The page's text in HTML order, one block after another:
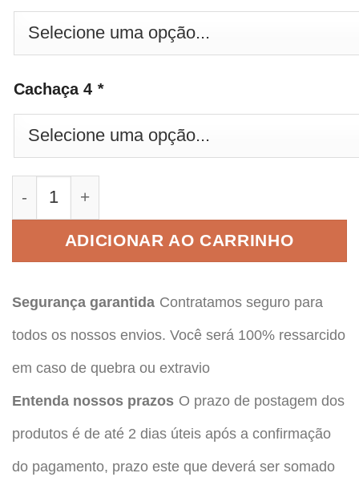
Cachaça 4 *
Combo 4 Cachaças Salinas Ouro quantidade
ADICIONAR AO CARRINHO
Segurança garantida Contratamos seguro para
todos os nossos envios. Você será 100% ressarcido
em caso de quebra ou extravio
Entenda nossos prazos O prazo de postagem dos
produtos é de até 2 dias úteis após a confirmação
do pagamento, prazo este que deverá ser somado